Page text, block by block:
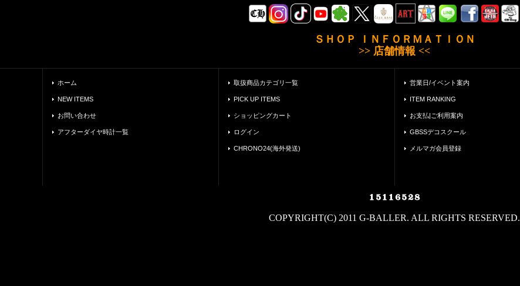
ＳＨＯＰ ＩＮＦＯＲＭＡＴＩＯＮ
>> 店舗情報 <<
ホーム
NEW ITEMS
お問い合わせ
アフターダイヤ時計一覧
取扱商品カテゴリ一覧
PICK UP ITEMS
ショッピングカート
ログイン
CHRONO24(海外発送)
営業日/イベント案内
ITEM RANKING
お支払|ご利用案内
GBSSデコスクール
メルマガ会員登録
COPYRIGHT(C) 2011 G-BALLER. ALL RIGHTS RESERVED.